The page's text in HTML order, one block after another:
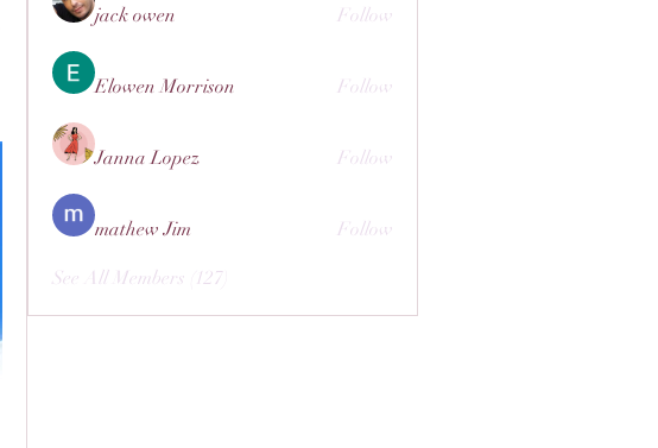
jack owen Follow
Elowen Morrison Follow
Janna Lopez Follow
mathew Jim Follow
See All Members (127)